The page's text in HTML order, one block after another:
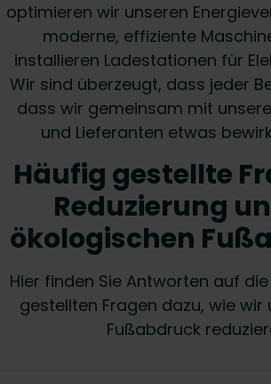
optimieren wir unseren
moderne, effiziente
installieren Ladestationen für
Wir sind überzeugt, dass jeder
dass wir gemeinsam mit
und Lieferanten etwas
Häufig gestellte
Reduzierung
ökologischen
Hier finden Sie Antworten auf
gestellten Fragen dazu, wie wir
Fußabdruck